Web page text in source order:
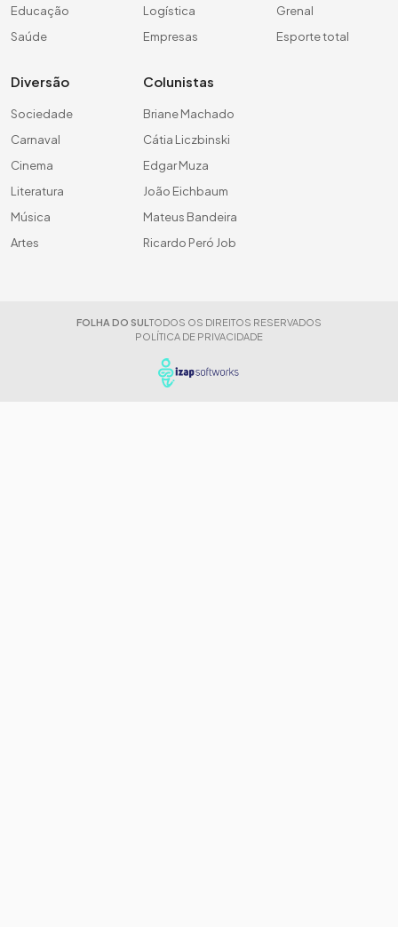
Educação
Saúde
Logística
Empresas
Grenal
Esporte total
Diversão
Sociedade
Carnaval
Cinema
Literatura
Música
Artes
Colunistas
Briane Machado
Cátia Liczbinski
Edgar Muza
João Eichbaum
Mateus Bandeira
Ricardo Peró Job
FOLHA DO SUL TODOS OS DIREITOS RESERVADOS
POLÍTICA DE PRIVACIDADE